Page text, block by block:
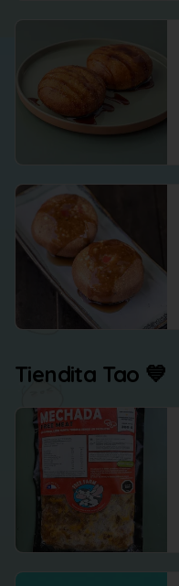
Tiendita Tao 💙